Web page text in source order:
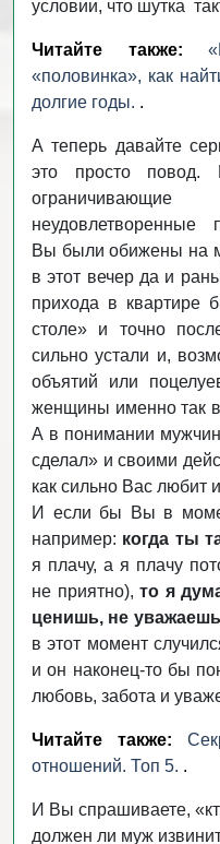
условии, что шутка
Читайте также:
«половинка», как
долгие годы. .
А теперь давайте
это просто повод.
неудовлетворенные
Вы были обижены на
в этот вечер да и
прихода в квартире
столе» и точно
сильно устали и,
объятий или
женщины именно так
А в понимании
сделал» и своими
как сильно Вас любит и
И если бы Вы в
например: когда ты
я плачу, а я плачу
не приятно),то я
ценишь, не уважаешь
в этот момент
и он наконец-то бы
любовь, забота и
Читайте также:
отношений. Топ 5. .
И Вы спрашиваете,
должен ли муж